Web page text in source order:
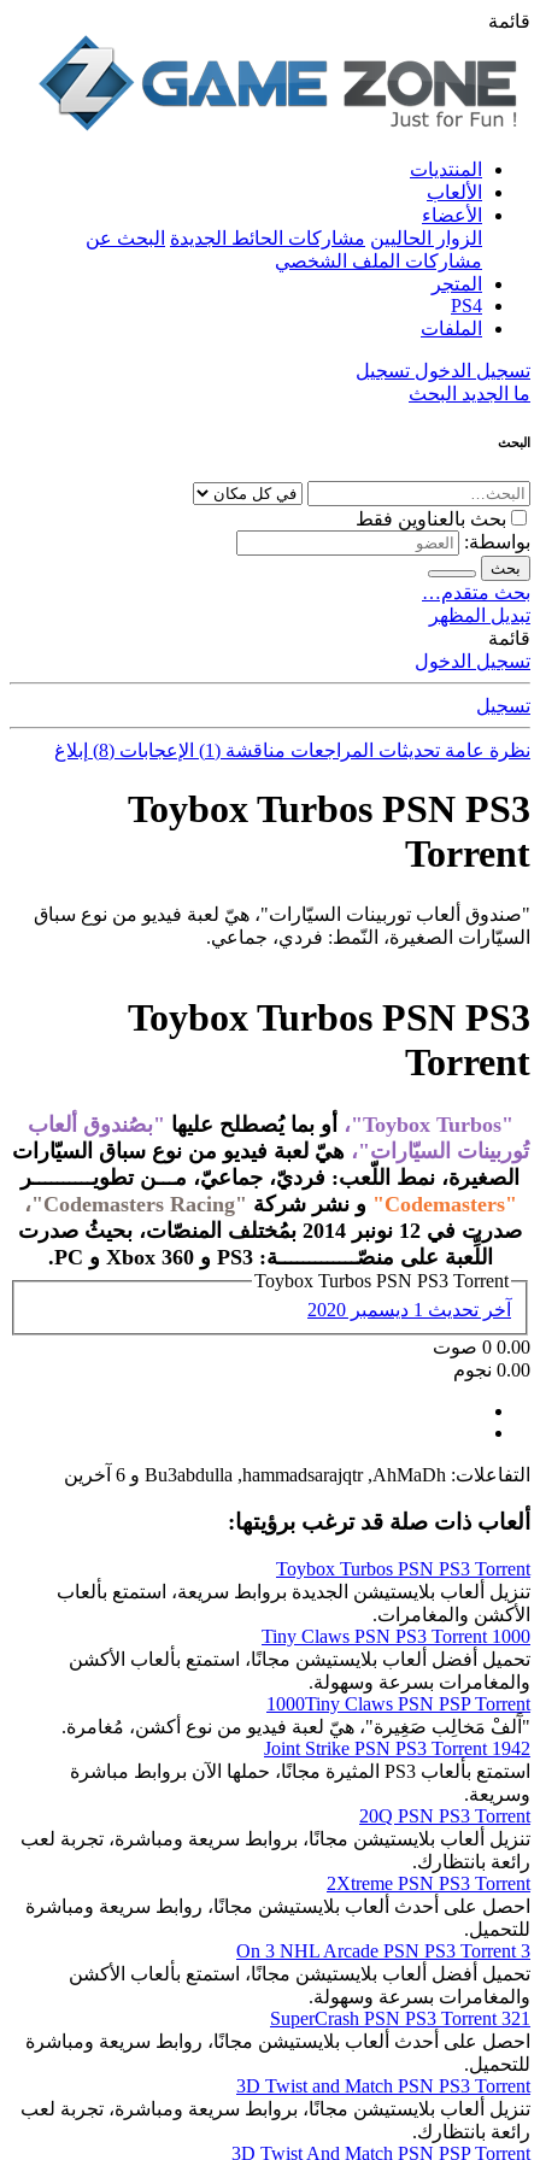
قائمة
المنتديات
الألعاب
الأعضاء
الزوار الحاليين مشاركات الحائط الجديدة البحث عن
مشاركات الملف الشخصي
المتجر
PS4
الملفات
تسجيل الدخول تسجيل
ما الجديد البحث
البحث
بحث بالعناوين فقط
بواسطة:
بحث
بحث متقدم…
تبديل المظهر
قائمة
تسجيل الدخول
تسجيل
نظرة عامة تحديثات المراجعات مناقشة (1) الإعجابات (8) إبلاغ
Toybox Turbos PSN PS3
Torrent
"صندوق ألعاب توربينات السيّارات"، هيّ لعبة فيديو من نوع سباق
السيّارات الصغيرة، النّمط: فردي، جماعي.
Toybox Turbos PSN PS3
Torrent
"Toybox Turbos"، أو بما يُصطلح عليها "بصُندوق ألعاب
تُوربينات السيّارات"، هيّ لعبة فيديو من نوع سباق السيّارات
الصغيرة، نمط اللّعب: فرديّ، جماعيّ، مـــن تطويــــــــــر
"Codemasters"
و نشر شركة "Codemasters Racing"،
صدرت في 12 نونبر 2014 بمُختلف المنصّات، بحيثُ صدرت
اللِّعبة على منصّـــــــــــــة: PS3 و Xbox 360 و PC.
Toybox Turbos PSN PS3 Torrent
آخر تحديث 1 ديسمبر 2020
0.00
0 صوت
0.00 نجوم
التفاعلات: AhMaDh
,
hammadsarajqtr
,
Bu3abdulla و 6 آخرين
ألعاب ذات صلة قد ترغب برؤيتها:
Toybox Turbos PSN PS3 Torrent
تنزيل ألعاب بلايستيشن الجديدة بروابط سريعة، استمتع بألعاب
الأكشن والمغامرات.
1000 Tiny Claws PSN PS3 Torrent
تحميل أفضل ألعاب بلايستيشن مجانًا، استمتع بألعاب الأكشن
والمغامرات بسرعة وسهولة.
1000Tiny Claws PSN PSP Torrent
"آَلفْ مَخالِب صَغِيرة"، هيّ لعبة فيديو من نوع أكشن، مُغامرة.
1942 Joint Strike PSN PS3 Torrent
استمتع بألعاب PS3 المثيرة مجانًا، حملها الآن بروابط مباشرة
وسريعة.
20Q PSN PS3 Torrent
تنزيل ألعاب بلايستيشن مجانًا، بروابط سريعة ومباشرة، تجربة لعب
رائعة بانتظارك.
2Xtreme PSN PS3 Torrent
احصل على أحدث ألعاب بلايستيشن مجانًا، روابط سريعة ومباشرة
للتحميل.
3 On 3 NHL Arcade PSN PS3 Torrent
تحميل أفضل ألعاب بلايستيشن مجانًا، استمتع بألعاب الأكشن
والمغامرات بسرعة وسهولة.
321 SuperCrash PSN PS3 Torrent
احصل على أحدث ألعاب بلايستيشن مجانًا، روابط سريعة ومباشرة
للتحميل.
3D Twist and Match PSN PS3 Torrent
تنزيل ألعاب بلايستيشن مجانًا، بروابط سريعة ومباشرة، تجربة لعب
رائعة بانتظارك.
3D Twist And Match PSN PSP Torrent